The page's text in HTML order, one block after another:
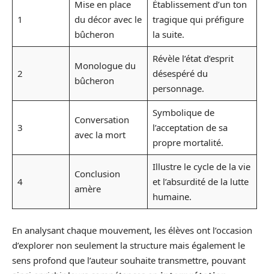
1
Mise en place
du décor avec le
bûcheron
Établissement d’un ton
tragique qui préfigure
la suite.
2
Monologue du
bûcheron
Révèle l’état d’esprit
désespéré du
personnage.
3
Conversation
avec la mort
Symbolique de
l’acceptation de sa
propre mortalité.
4
Conclusion
amère
Illustre le cycle de la vie
et l’absurdité de la lutte
humaine.
En analysant chaque mouvement, les élèves ont l’occasion
d’explorer non seulement la structure mais également le
sens profond que l’auteur souhaite transmettre, pouvant